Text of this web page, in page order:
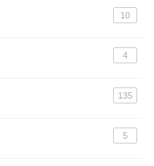
10
4
135
5